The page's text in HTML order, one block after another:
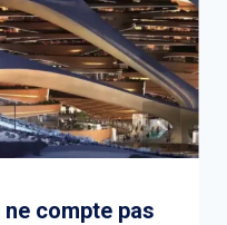
compte pas